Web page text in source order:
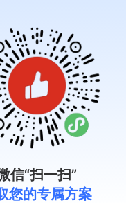
信“扫一扫”
您的专属方案
的会员运营工具，通过
商和连锁门店承接直播
域客流增长3倍
客流增长3倍。